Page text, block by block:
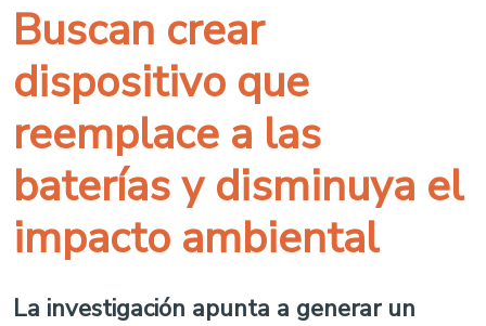
Buscan crear
dispositivo que
reemplace a las
baterías y disminuya el
impacto ambiental
La investigación apunta a generar un